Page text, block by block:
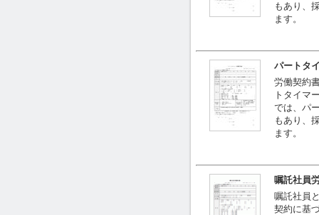
もあり、
ます。
パートタ
労働契約
トタイマ
では、パ
もあり、
ます。
嘱託社員
嘱託社員
契約に基